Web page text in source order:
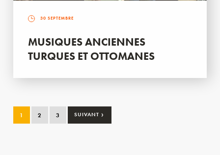
30 SEPTEMBRE
MUSIQUES ANCIENNES
TURQUES ET OTTOMANES
1 2 3 SUIVANT ›